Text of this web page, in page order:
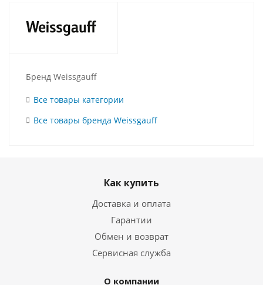
Бренд Weissgauff
Все товары категории
Все товары бренда Weissgauff
Как купить
Доставка и оплата
Гарантии
Обмен и возврат
Сервисная служба
О компании